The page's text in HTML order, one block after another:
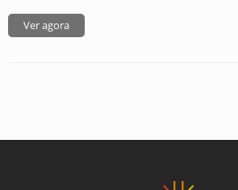
Ver agora